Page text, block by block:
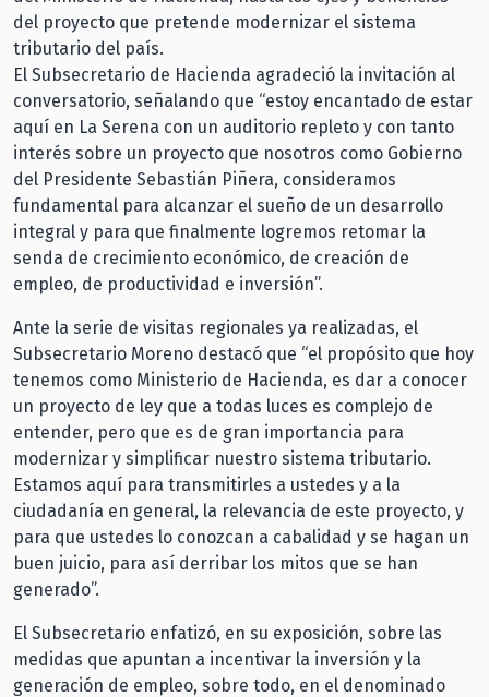
del proyecto que pretende modernizar el sistema
tributario del país.
El Subsecretario de Hacienda agradeció la invitación al
conversatorio, señalando que “estoy encantado de estar
aquí en La Serena con un auditorio repleto y con tanto
interés sobre un proyecto que nosotros como Gobierno
del Presidente Sebastián Piñera, consideramos
fundamental para alcanzar el sueño de un desarrollo
integral y para que finalmente logremos retomar la
senda de crecimiento económico, de creación de
empleo, de productividad e inversión”.
Ante la serie de visitas regionales ya realizadas, el
Subsecretario Moreno destacó que “el propósito que hoy
tenemos como Ministerio de Hacienda, es dar a conocer
un proyecto de ley que a todas luces es complejo de
entender, pero que es de gran importancia para
modernizar y simplificar nuestro sistema tributario.
Estamos aquí para transmitirles a ustedes y a la
ciudadanía en general, la relevancia de este proyecto, y
para que ustedes lo conozcan a cabalidad y se hagan un
buen juicio, para así derribar los mitos que se han
generado”.
El Subsecretario enfatizó, en su exposición, sobre las
medidas que apuntan a incentivar la inversión y la
generación de empleo, sobre todo, en el denominado